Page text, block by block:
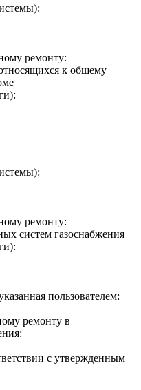
ремонту:
к общему
ремонту:
систем газоснабжения
пользователем:
ремонту в
с утвержденным